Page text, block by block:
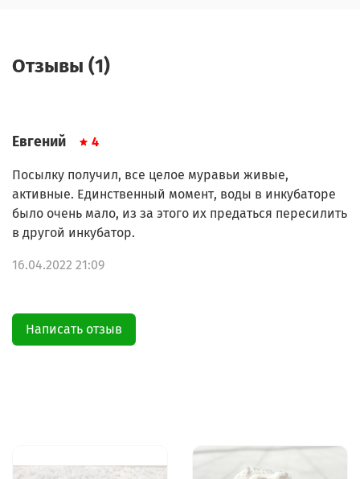
Отзывы (1)
Евгений 4
Посылку получил, все целое муравьи живые,
активные. Единственный момент, воды в инкубаторе
было очень мало, из за этого их предаться пересилить
в другой инкубатор.
16.04.2022 21:09
Написать отзыв